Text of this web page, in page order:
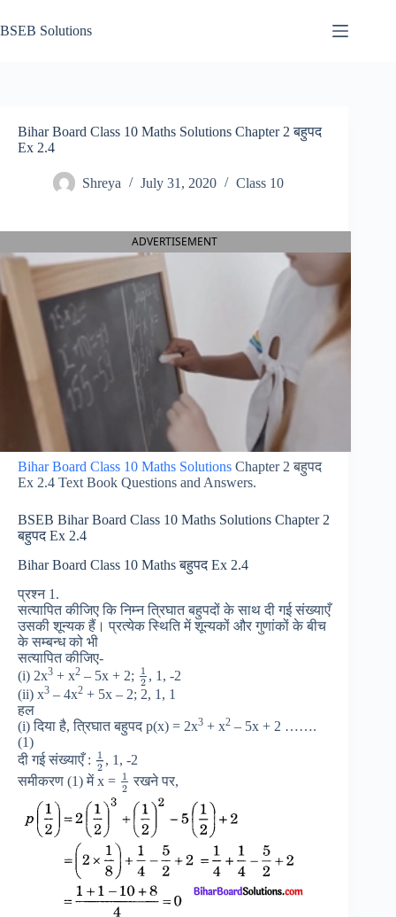
to
content
BSEB Solutions
Bihar Board Class 10 Maths Solutions Chapter 2 बहुपद
Ex 2.4
Shreya July 31, 2020 Class 10
ADVERTISEMENT
Bihar Board Class 10 Maths Solutions Chapter 2 बहुपद
Ex 2.4 Text Book Questions and Answers.
BSEB Bihar Board Class 10 Maths Solutions Chapter 2
बहुपद Ex 2.4
Bihar Board Class 10 Maths बहुपद Ex 2.4
प्रश्न 1.
सत्यापित कीजिए कि निम्न त्रिघात बहुपदों के साथ दी गई संख्याएँ
उसकी शून्यक हैं। प्रत्येक स्थिति में शून्यकों और गुणांकों के बीच
के सम्बन्ध को भी
सत्यापित कीजिए-
(i) 2x3 + x2 – 5x + 2;
1
2 , 1, -2
(ii) x3 – 4x2 + 5x – 2; 2, 1, 1
हल
(i) दिया है, त्रिघात बहुपद p(x) = 2x3 + x2 – 5x + 2 …….
(1)
दी गई संख्याएँ :
1
2 , 1, -2
समीकरण (1) में x = 1
2 रखने पर,